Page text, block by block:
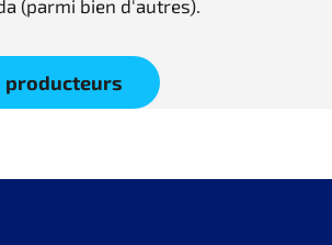
(parmi bien d'autres).
producteurs